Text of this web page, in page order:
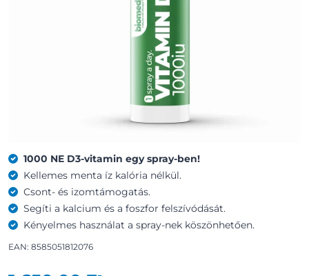
1000 NE D3-vitamin egy spray-ben!
Kellemes menta íz kalória nélkül.
Csont- és izomtámogatás.
Segíti a kalcium és a foszfor felszívódását.
Kényelmes használat a spray-nek köszönhetően.
EAN: 8585051812076